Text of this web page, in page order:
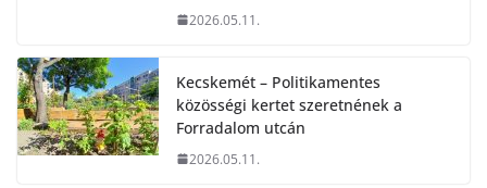
2026.05.11.
Kecskemét – Politikamentes
közösségi kertet szeretnének a
Forradalom utcán
2026.05.11.